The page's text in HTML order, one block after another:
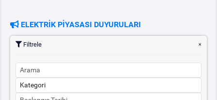
PİYASAKAYITSÜRECİ
SERBEST TÜKETİCİ
MALİ UZLAŞTIRMA
ELEKTRİK PİYASASI DUYURULARI
Filtrele